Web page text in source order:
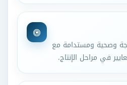
وصحية ومستدامة مع
في مراحل الإنتاج.